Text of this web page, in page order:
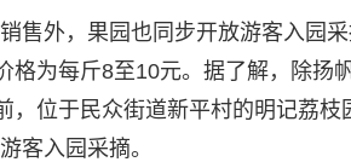
售外，果园也同步开放游客入园
格为每斤8至10元。据了解，除
，位于民众街道新平村的明记荔
客入园采摘。